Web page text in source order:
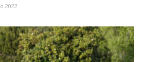
2022